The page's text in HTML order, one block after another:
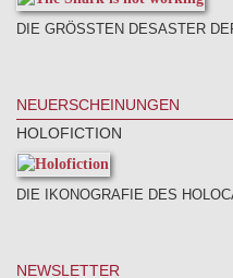
DIE GRÖSSTEN DESASTER
NEUERSCHEINUNGEN
HOLOFICTION
DIE IKONOGRAFIE DES
NEWSLETTER